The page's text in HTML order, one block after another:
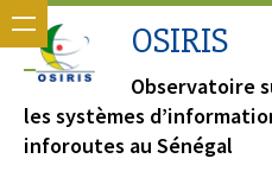
OSIRIS
Observatoire
les systèmes
inforoutes au Sénégal